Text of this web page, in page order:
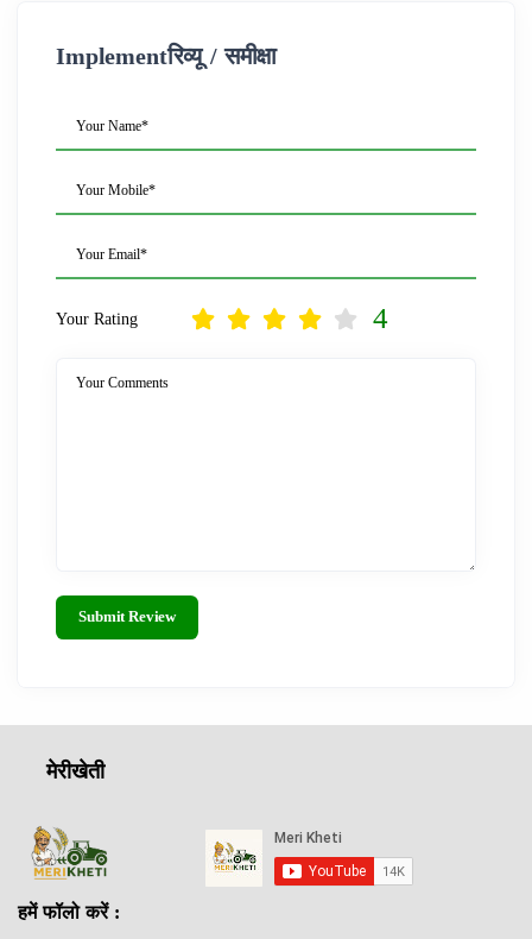
Implementरिव्यू / समीक्षा
Your Name*
Your Mobile*
Your Email*
Your Rating 4
Your Comments
Submit Review
मेरीखेती
हमें फॉलो करें :